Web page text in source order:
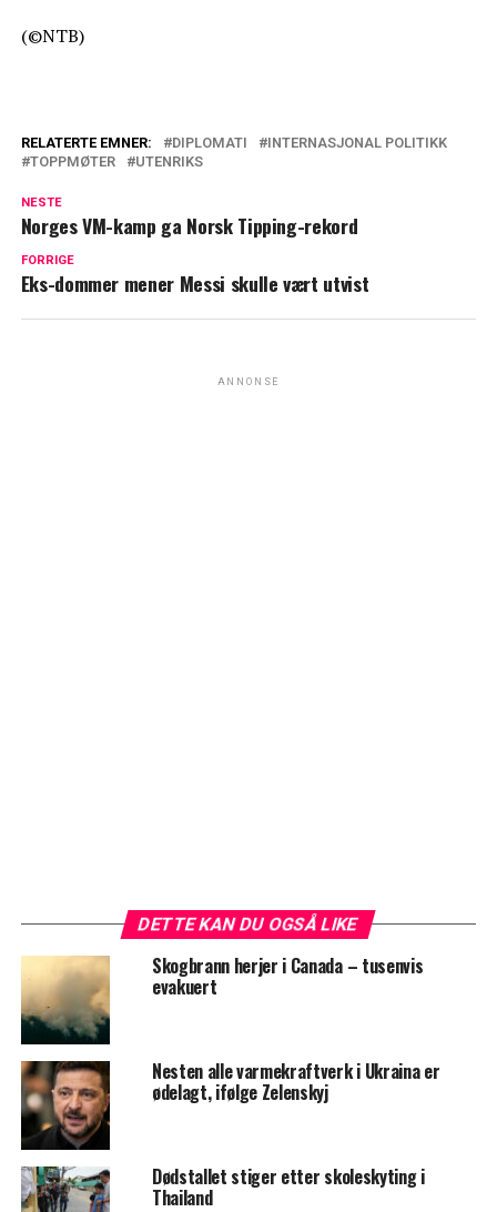
(©NTB)
RELATERTE EMNER: DIPLOMATI
INTERNASJONAL POLITIKK
TOPPMØTER
UTENRIKS
NESTE
Norges VM-kamp ga Norsk Tipping-rekord
FORRIGE
Eks-dommer mener Messi skulle vært utvist
ANNONSE
DETTE KAN DU OGSÅ LIKE
Skogbrann herjer i Canada – tusenvis
evakuert
Nesten alle varmekraftverk i Ukraina er
ødelagt, ifølge Zelenskyj
Dødstallet stiger etter skoleskyting i
Thailand